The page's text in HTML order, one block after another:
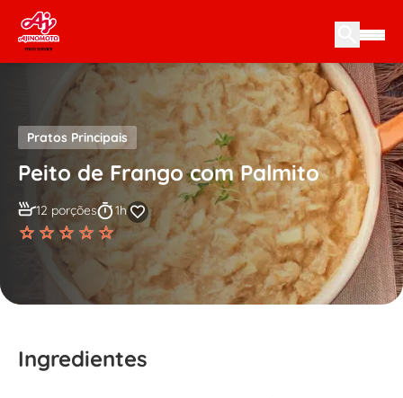
Skip to content
Pratos Principais
Peito de Frango com Palmito
12 porções 1h
Ingredientes